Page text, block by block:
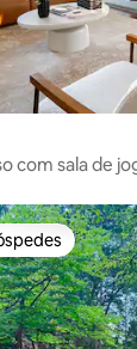
com sala de